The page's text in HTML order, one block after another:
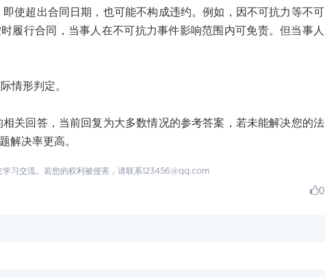
超出合同日期，也可能不构成违约。例如，因不可抗力等不可
履行合同，当事人在不可抗力事件影响范围内可免责。但当事人
情形判定。
回答，当前回复为大多数情况的参考答案，若未能解决您的法
解决率更高。
习交流。若您的权利被侵害，请联系123456@qq.com
0